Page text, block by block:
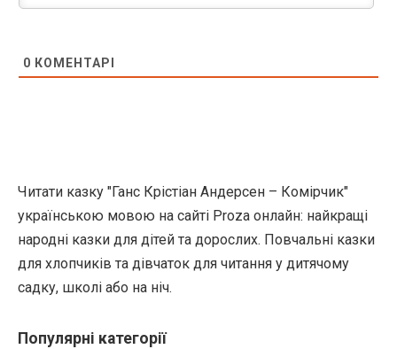
0 КОМЕНТАРІ
Читати казку "Ганс Крістіан Андерсен – Комірчик"
українською мовою на сайті Proza онлайн: найкращі
народні казки для дітей та дорослих. Повчальні казки
для хлопчиків та дівчаток для читання у дитячому
садку, школі або на ніч.
Популярні категорії